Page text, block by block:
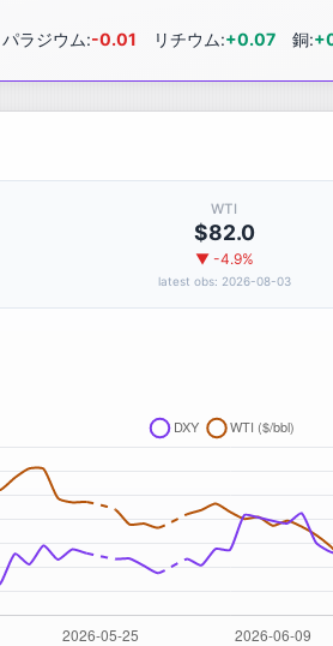
パラジウム:-0.01 リチウム:+0.07 銅:
WTI
$82.0
▼ -4.9%
latest obs: 2026-08-03